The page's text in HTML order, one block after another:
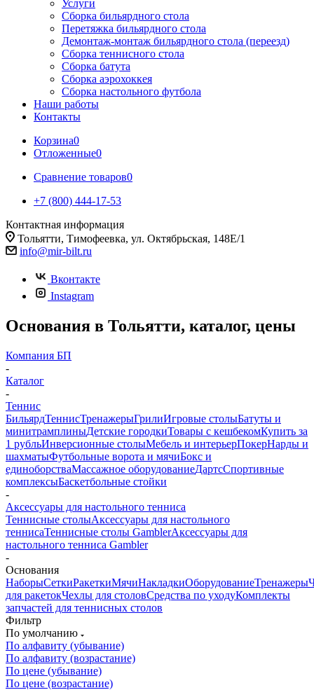
Услуги
Сборка бильярдного стола
Перетяжка бильярдного стола
Демонтаж-монтаж бильярдного стола (переезд)
Сборка теннисного стола
Сборка батута
Сборка аэрохоккея
Сборка настольного футбола
Наши работы
Контакты
Корзина0
Отложенные0
Сравнение товаров0
+7 (800) 444-17-53
Контактная информация
Тольятти, Тимофеевка, ул. Октябрьская, 148Е/1
info@mir-bilt.ru
Вконтакте
Instagram
Основания в Тольятти, каталог, цены
Компания БП
-
Каталог
-
Теннис
БильярдТеннисТренажерыГрилиИгровые столыБатуты и
минитрамплиныДетские городкиТовары с кешбекомКупить за
1 рубльИнверсионные столыМебель и интерьерПокерНарды и
шахматыФутбольные ворота и мячиБокс и
единоборстваМассажное оборудованиеДартсСпортивные
комплексыБаскетбольные стойки
-
Аксессуары для настольного тенниса
Теннисные столыАксессуары для настольного
теннисаТеннисные столы GamblerАксессуары для
настольного тенниса Gambler
-
Основания
НаборыСеткиРакеткиМячиНакладкиОборудованиеТренажеры
для ракетокЧехлы для столовСредства по уходуКомплекты
запчастей для теннисных столов
Фильтр
По умолчанию
По алфавиту (убывание)
По алфавиту (возрастание)
По цене (убывание)
По цене (возрастание)